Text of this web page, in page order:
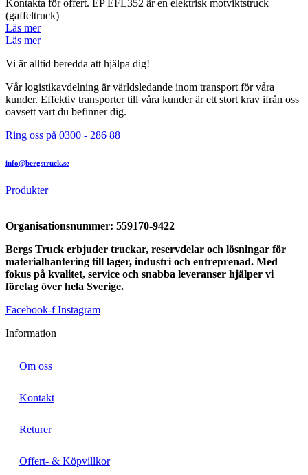
Kontakta för offert. EP EFL352 är en elektrisk motviktstruck
(gaffeltruck)
Läs mer
Läs mer
Vi är alltid beredda att hjälpa dig!
Vår logistikavdelning är världsledande inom transport för våra
kunder. Effektiv transporter till våra kunder är ett stort krav ifrån oss
oavsett vart du befinner dig.
Ring oss på 0300 - 286 88
info@bergstruck.se
Produkter
Organisationsnummer: 559170-9422
Bergs Truck erbjuder truckar, reservdelar och lösningar för
materialhantering till lager, industri och entreprenad. Med
fokus på kvalitet, service och snabba leveranser hjälper vi
företag över hela Sverige.
Facebook-f Instagram
Information
Om oss
Kontakt
Returer
Offert- & Köpvillkor